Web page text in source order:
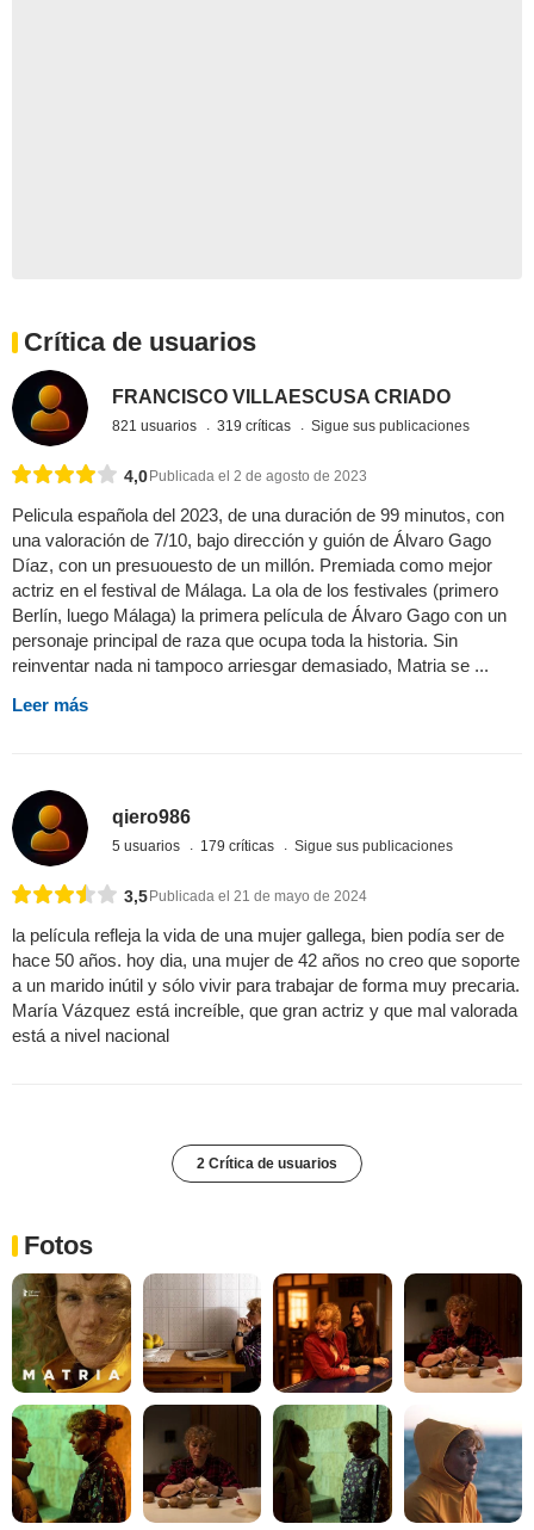
Crítica de usuarios
FRANCISCO VILLAESCUSA CRIADO
821 usuarios 319 críticas Sigue sus publicaciones
4,0Publicada el 2 de agosto de 2023
Pelicula española del 2023, de una duración de 99 minutos, con
una valoración de 7/10, bajo dirección y guión de Álvaro Gago
Díaz, con un presuouesto de un millón. Premiada como mejor
actriz en el festival de Málaga. La ola de los festivales (primero
Berlín, luego Málaga) la primera película de Álvaro Gago con un
personaje principal de raza que ocupa toda la historia. Sin
reinventar nada ni tampoco arriesgar demasiado, Matria se ...
Leer más
qiero986
5 usuarios 179 críticas Sigue sus publicaciones
3,5 Publicada el 21 de mayo de 2024
la película refleja la vida de una mujer gallega, bien podía ser de
hace 50 años. hoy dia, una mujer de 42 años no creo que soporte
a un marido inútil y sólo vivir para trabajar de forma muy precaria.
María Vázquez está increíble, que gran actriz y que mal valorada
está a nivel nacional
2 Crítica de usuarios
Fotos